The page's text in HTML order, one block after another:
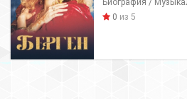
Биография /
0 из 5